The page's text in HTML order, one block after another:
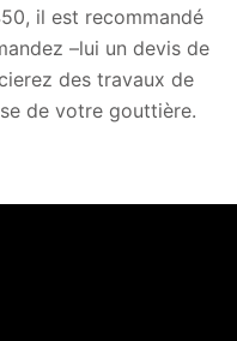
il est recommandé
–lui un devis de
des travaux de
de votre gouttière.